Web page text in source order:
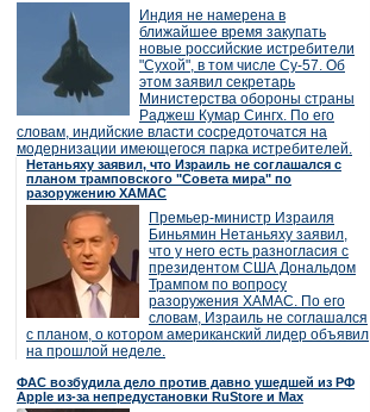
Индия не намерена в
ближайшее время закупать
новые российские истребители
"Сухой", в том числе Су-57. Об
этом заявил секретарь
Министерства обороны страны
Раджеш Кумар Сингх. По его
словам, индийские власти сосредоточатся на
модернизации имеющегося парка истребителей.
Нетаньяху заявил, что Израиль не соглашался с
планом трамповского "Совета мира" по
разоружению ХАМАС
Премьер-министр Израиля
Биньямин Нетаньяху заявил,
что у него есть разногласия с
президентом США Дональдом
Трампом по вопросу
разоружения ХАМАС. По его
словам, Израиль не соглашался
с планом, о котором американский лидер объявил
на прошлой неделе.
ФАС возбудила дело против давно ушедшей из РФ
Apple из-за непредустановки RuStore и Max